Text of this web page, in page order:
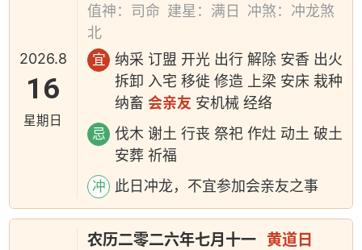
2026.8
16
星期日
值神：司命 建星：满日
冲煞：冲龙煞
北
宜
纳采 订盟 开光 出行 解除 安香 出火
拆卸 入宅 移徙 修造 上梁 安床 栽种
纳畜会亲友 安机械 经络
忌
伐木 谢土 行丧 祭祀 作灶 动土 破土
安葬 祈福
冲 此日冲龙，不宜参加会亲友之事
农历二零二六年七月十一 黄道日